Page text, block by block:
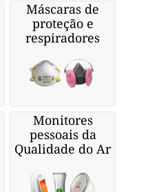
Máscaras de
proteção e
respiradores
Monitores
pessoais da
Qualidade do Ar